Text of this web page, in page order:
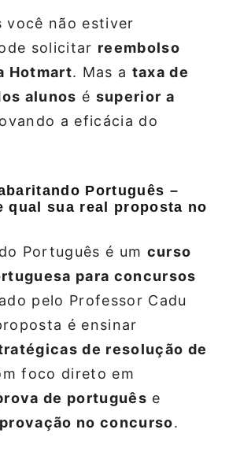
você não estiver
solicitar reembolso
Hotmart. Mas a taxa de
alunos é superior a
a eficácia do
Português –
qual sua real proposta no
Português é um curso
para concursos
pelo Professor Cadu
é ensinar
de resolução de
foco direto em
de português e
no concurso.